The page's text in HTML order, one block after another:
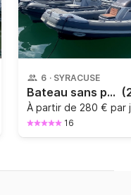
6 · SYRACUSE
Bateau sans permis Highfield SPORT 520 40cv
À partir de 280 € par
16